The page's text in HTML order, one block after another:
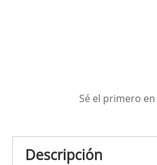
Sé el primero
Descripción